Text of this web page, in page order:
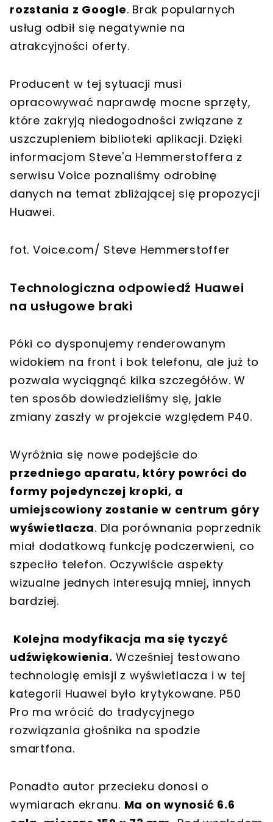
rozstania z Google. Brak popularnych
usług odbił się negatywnie na
atrakcyjności oferty.
Producent w tej sytuacji musi
opracowywać naprawdę mocne sprzęty,
które zakryją niedogodności związane z
uszczupleniem biblioteki aplikacji. Dzięki
informacjom Steve'a Hemmerstoffera z
serwisu Voice poznaliśmy odrobinę
danych na temat zbliżającej się propozycji
Huawei.
fot. Voice.com/ Steve Hemmerstoffer
Technologiczna odpowiedź Huawei
na usługowe braki
Póki co dysponujemy renderowanym
widokiem na front i bok telefonu, ale już to
pozwala wyciągnąć kilka szczegółów. W
ten sposób dowiedzieliśmy się, jakie
zmiany zaszły w projekcie względem P40.
Wyróżnia się nowe podejście do
przedniego aparatu, który powróci do
formy pojedynczej kropki, a
umiejscowiony zostanie w centrum góry
wyświetlacza. Dla porównania poprzednik
miał dodatkową funkcję podczerwieni, co
szpeciło telefon. Oczywiście aspekty
wizualne jednych interesują mniej, innych
bardziej.
Kolejna modyfikacja ma się tyczyć
udźwiękowienia. Wcześniej testowano
technologię emisji z wyświetlacza i w tej
kategorii Huawei było krytykowane. P50
Pro ma wrócić do tradycyjnego
rozwiązania głośnika na spodzie
smartfona.
Ponadto autor przecieku donosi o
wymiarach ekranu. Ma on wynosić 6.6